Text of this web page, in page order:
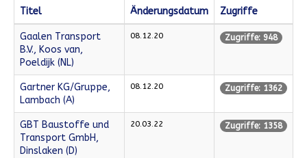
Titel Änderungsdatum Zugriffe
Gaalen Transport
B.V., Koos van,
Poeldijk (NL)
08.12.20 Zugriffe: 948
Gartner KG/Gruppe,
Lambach (A)
08.12.20 Zugriffe: 1362
GBT Baustoffe und
Transport GmbH,
Dinslaken (D)
20.03.22 Zugriffe: 1358